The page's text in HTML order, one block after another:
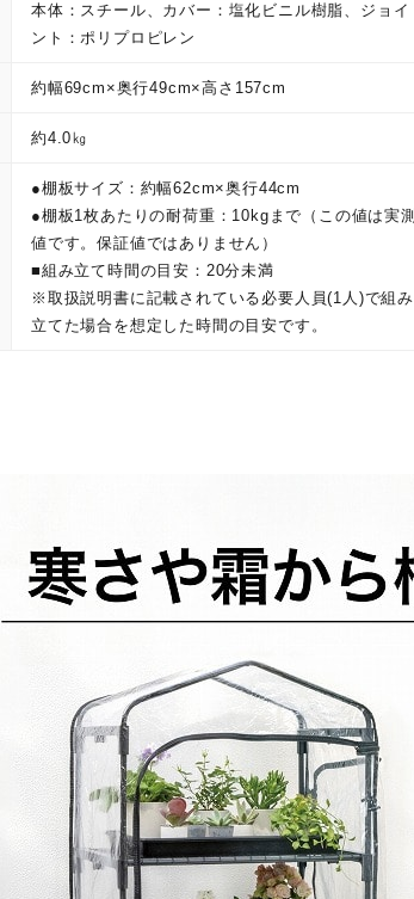
本体：スチール、カバー：塩化ビニル樹脂、ジョイ
ント：ポリプロピレン
約幅69cm×奥行49cm×高さ157cm
約4.0㎏
●棚板サイズ：約幅62cm×奥行44cm
●棚板1枚あたりの耐荷重：10kgまで（この値は実測
値です。保証値ではありません）
■組み立て時間の目安：20分未満
※取扱説明書に記載されている必要人員(1人)で組み
立てた場合を想定した時間の目安です。